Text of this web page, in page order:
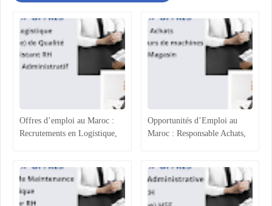
Offres d’emploi au Maroc :
Recrutements en Logistique,
Opportunités d’Emploi au
Maroc : Responsable Achats,